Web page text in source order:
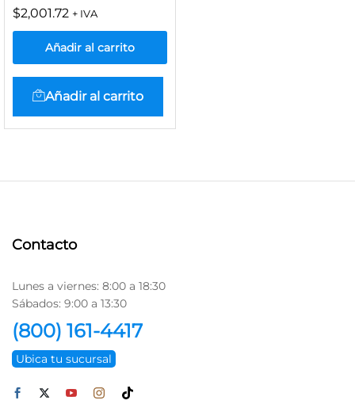
$2,001.72 + IVA
Añadir al carrito
Añadir al carrito
Contacto
Lunes a viernes: 8:00 a 18:30
Sábados: 9:00 a 13:30
(800) 161-4417
Ubica tu sucursal